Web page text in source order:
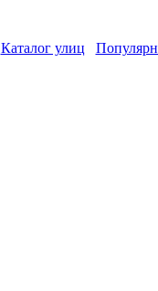
Каталог улиц